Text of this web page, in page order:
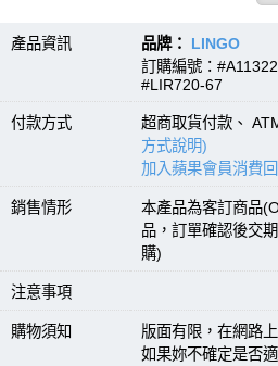
產品資訊 品牌： LINGO 型
訂購編號：
#LIR720-67
付款方式 超商取貨付款、
方式說明)
加入蘋果會員消費
銷售情形
本產品為客訂商品
品，訂單確認後交
購)
注意事項
購物須知 版面有限，在網路
如果妳不確定是否